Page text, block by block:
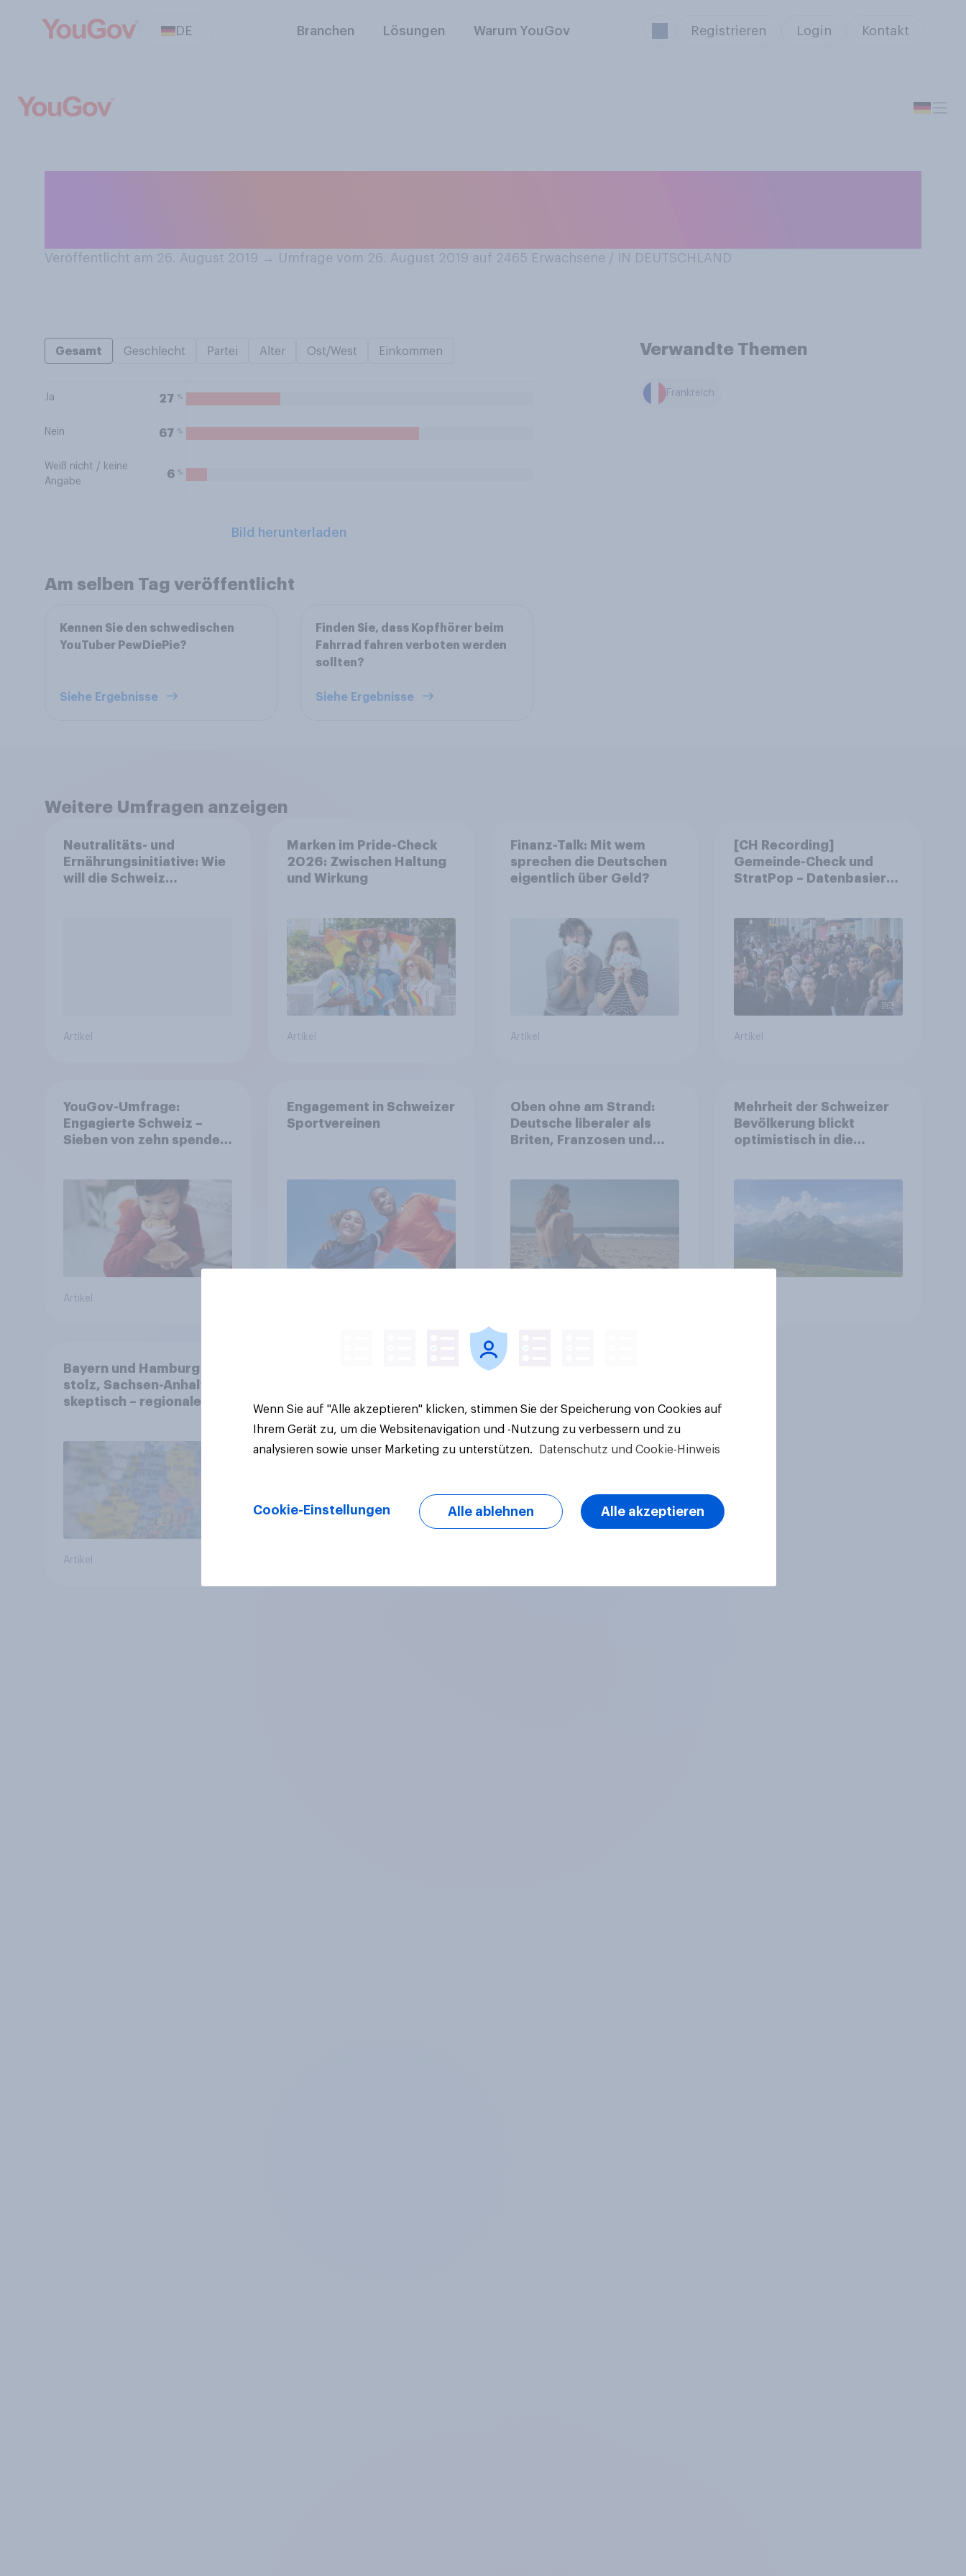
DE Branchen Lösungen Warum YouGov Registrieren Login Kontakt
Veröffentlicht am 26. August 2019 → Umfrage vom 26. August 2019 auf 2465 Erwachsene / IN DEUTSCHLAND
Gesamt Geschlecht Partei Alter Ost/West Einkommen
Ja 27 %
Nein 67 %
Weiß nicht / keine
Angabe
6 %
Bild herunterladen
Verwandte Themen
Frankreich
Am selben Tag veröffentlicht
Kennen Sie den schwedischen
YouTuber PewDiePie?
Siehe Ergebnisse
Finden Sie, dass Kopfhörer beim
Fahrrad fahren verboten werden
sollten?
Siehe Ergebnisse
Weitere Umfragen anzeigen
Neutralitäts- und
Ernährungsinitiative: Wie
will die Schweiz
Artikel
Marken im Pride-Check
2026: Zwischen Haltung
und Wirkung
Artikel
Finanz-Talk: Mit wem
sprechen die Deutschen
eigentlich über Geld?
Artikel
[CH Recording]
Gemeinde-Check und
StratPop – Datenbasierte
Artikel
YouGov-Umfrage:
Engagierte Schweiz –
Sieben von zehn spenden,
Artikel
Engagement in Schweizer
Sportvereinen
Oben ohne am Strand:
Deutsche liberaler als
Briten, Franzosen und
Mehrheit der Schweizer
Bevölkerung blickt
optimistisch in die
Gesundheitswesen und
Altersvorsorge
Bayern und Hamburg
stolz, Sachsen-Anhalt
skeptisch – regionale
Europa im Osten am
Artikel
Wenn Sie auf "Alle akzeptieren" klicken, stimmen Sie der Speicherung von Cookies auf
Ihrem Gerät zu, um die Websitenavigation und -Nutzung zu verbessern und zu
analysieren sowie unser Marketing zu unterstützen.
Datenschutz und Cookie-Hinweis
Cookie-Einstellungen Alle ablehnen Alle akzeptieren